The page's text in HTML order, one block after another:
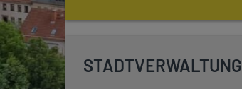
STADTVERWALTUNG